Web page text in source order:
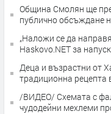
Община Смолян ще
публично обсъждане
„Наложи се да
Haskovo.NET за
Деца и възрастни от
традиционна рецепта
/ВИДЕО/ Схемата с
чудодейни мехлеми